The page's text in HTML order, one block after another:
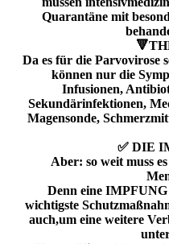
Quarantäne mit
Da es für die Parvovirose
können nur die
Infusionen,
Sekundärinfektionen,
Magensonde,
✅️ DIE
Aber: so weit muss
Denn eine IMPFUNG
wichtigste
auch,um eine weitere